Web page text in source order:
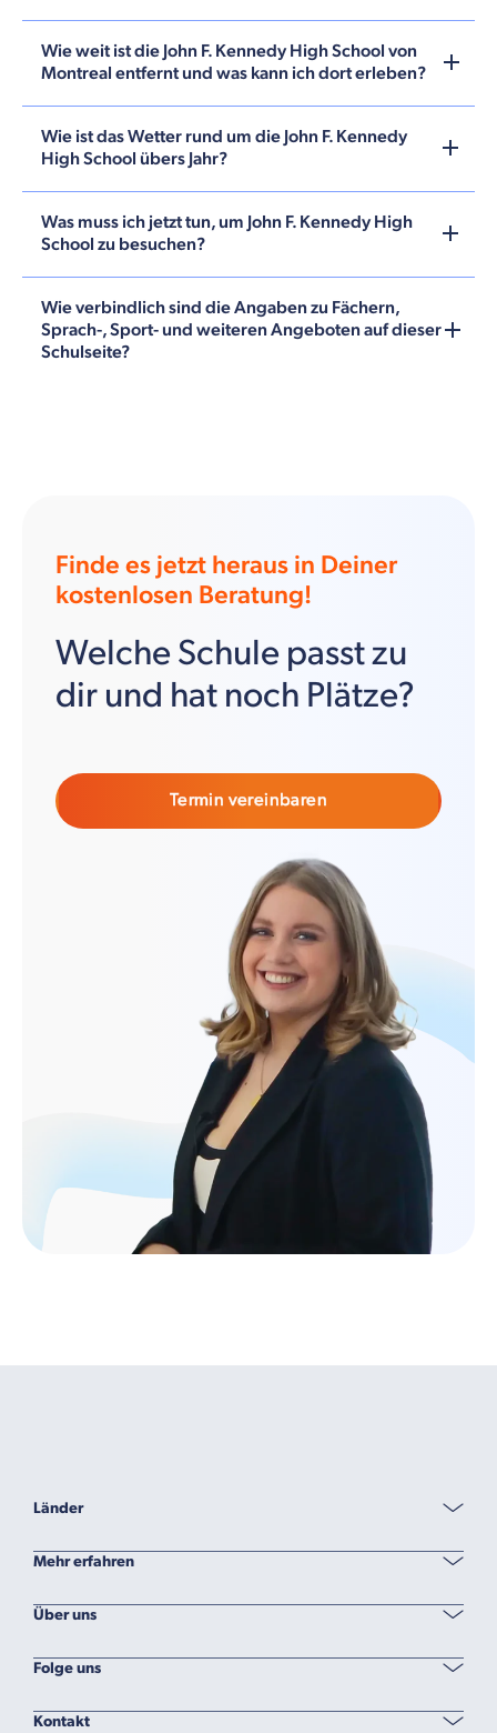
Wie weit ist die John F. Kennedy High School von
Montreal entfernt und was kann ich dort erleben?
Wie ist das Wetter rund um die John F. Kennedy
High School übers Jahr?
Was muss ich jetzt tun, um John F. Kennedy High
School zu besuchen?
Wie verbindlich sind die Angaben zu Fächern,
Sprach-, Sport- und weiteren Angeboten auf dieser
Schulseite?
Finde es jetzt heraus in Deiner
kostenlosen Beratung!
Welche Schule passt zu
dir und hat noch Plätze?
Termin vereinbaren
Länder
Mehr erfahren
Über uns
Folge uns
Kontakt